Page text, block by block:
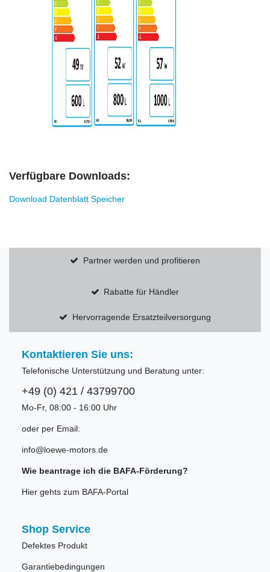
Verfügbare Downloads:
Download Datenblatt Speicher
Partner werden und profitieren
Rabatte für Händler
Hervorragende Ersatzteilversorgung
Kontaktieren Sie uns:
Telefonische Unterstützung und Beratung unter:
+49 (0) 421 / 43799700
Mo-Fr, 08:00 - 16:00 Uhr
oder per Email:
info@loewe-motors.de
Wie beantrage ich die BAFA-Förderung?
Hier gehts zum BAFA-Portal
Shop Service
Defektes Produkt
Garantiebedingungen